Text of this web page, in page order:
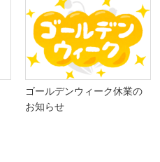
ゴールデンウィーク休業の
お知らせ